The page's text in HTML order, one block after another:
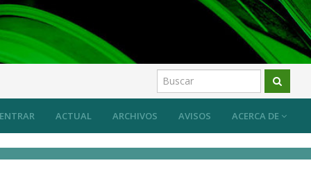
ACTUAL ARCHIVOS AVISOS ACERCA DE
ENTRAR